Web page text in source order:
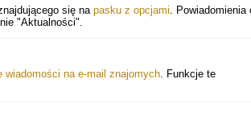
się napasku z opcjami. Powiadomienia
"Aktualności".
wiadomości na e-mail znajomych. Funkcje te